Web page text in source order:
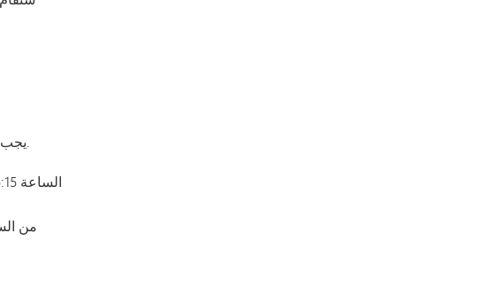
يجب على طلاب الصفوف النهائية الوصول في موعد أقصاه الساعة 5:30 مساءً للوقوف في الطابور استعدادًا للحفل.
من الساعة 5:15 إلى 6:15 مساءً، تتاح للطلاب فرصة التقاط